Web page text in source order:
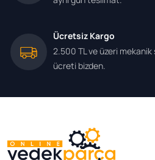
Ücretsiz Kargo
2.500 TL ve üzeri
ücreti bizden.